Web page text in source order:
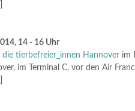
14 - 16 Uhr
die tierbefreier_innen Hannoverim
im Terminal C, vor den Air